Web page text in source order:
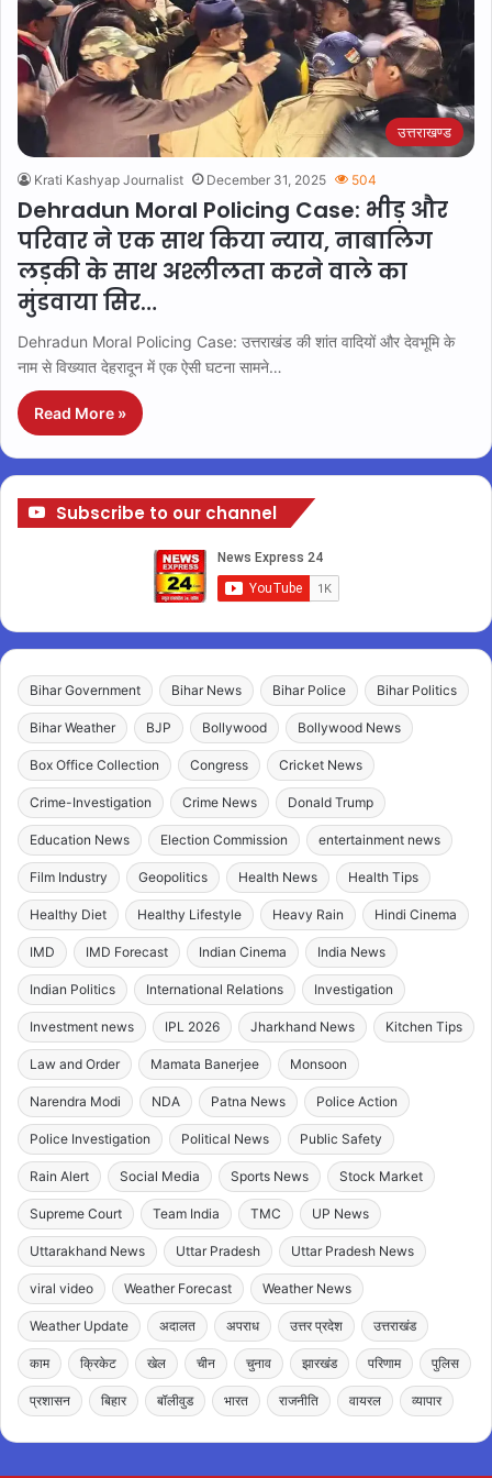
उत्तराखण्ड
Krati Kashyap Journalist December 31, 2025 504
Dehradun Moral Policing Case: भीड़ और
परिवार ने एक साथ किया न्याय, नाबालिग
लड़की के साथ अश्लीलता करने वाले का
मुंडवाया सिर…
Dehradun Moral Policing Case: उत्तराखंड की शांत वादियों और देवभूमि के
नाम से विख्यात देहरादून में एक ऐसी घटना सामने…
Read More »
Subscribe to our channel
Bihar Government Bihar News Bihar Police Bihar Politics
Bihar Weather BJP Bollywood Bollywood News
Box Office Collection Congress Cricket News
Crime-Investigation Crime News Donald Trump
Education News Election Commission entertainment news
Film Industry Geopolitics Health News Health Tips
Healthy Diet Healthy Lifestyle Heavy Rain Hindi Cinema
IMD IMD Forecast Indian Cinema India News
Indian Politics International Relations Investigation
Investment news IPL 2026 Jharkhand News Kitchen Tips
Law and Order Mamata Banerjee Monsoon
Narendra Modi NDA Patna News Police Action
Police Investigation Political News Public Safety
Rain Alert Social Media Sports News Stock Market
Supreme Court Team India TMC UP News
Uttarakhand News Uttar Pradesh Uttar Pradesh News
viral video Weather Forecast Weather News
Weather Update अदालत अपराध उत्तर प्रदेश उत्तराखंड
काम क्रिकेट खेल चीन चुनाव झारखंड परिणाम पुलिस
प्रशासन बिहार बॉलीवुड भारत राजनीति वायरल व्यापार